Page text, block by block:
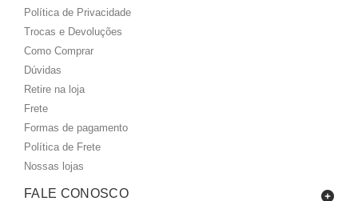
Política de Privacidade
Trocas e Devoluções
Como Comprar
Dúvidas
Retire na loja
Frete
Formas de pagamento
Política de Frete
Nossas lojas
FALE CONOSCO